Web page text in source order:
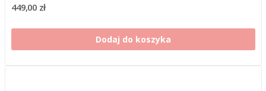
449,00 zł
Dodaj do koszyka